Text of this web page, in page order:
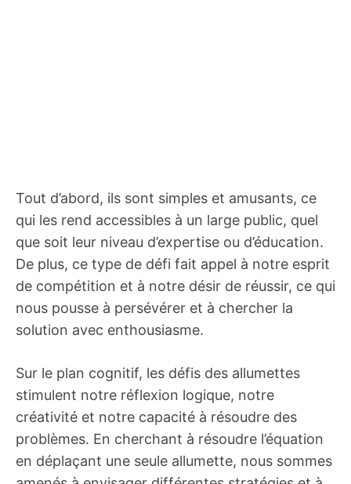
Tout d’abord, ils sont simples et amusants, ce
qui les rend accessibles à un large public, quel
que soit leur niveau d’expertise ou d’éducation.
De plus, ce type de défi fait appel à notre esprit
de compétition et à notre désir de réussir, ce qui
nous pousse à persévérer et à chercher la
solution avec enthousiasme.
Sur le plan cognitif, les défis des allumettes
stimulent notre réflexion logique, notre
créativité et notre capacité à résoudre des
problèmes. En cherchant à résoudre l’équation
en déplaçant une seule allumette, nous sommes